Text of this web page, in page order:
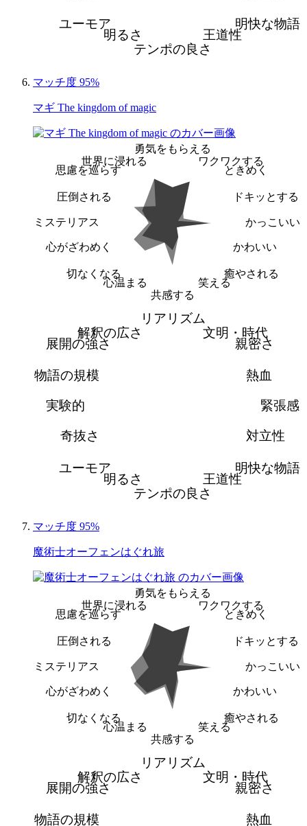
明快な物語
王道性
テンポの良さ
明るさ
ユーモア
マッチ度 95%
マギ The kingdom of magic
勇気をもらえる
ワクワクする
ときめく
ドキッとする
かっこいい
かわいい
癒やされる
笑える
共感する
心温まる
切なくなる
心がざわめく
ミステリアス
圧倒される
思慮を巡らす
世界に浸れる
リアリズム
文明・時代
親密さ
熱血
緊張感
対立性
明快な物語
王道性
テンポの良さ
明るさ
ユーモア
奇抜さ
実験的
物語の規模
展開の強さ
解釈の広さ
マッチ度 95%
魔術士オーフェンはぐれ旅
勇気をもらえる
ワクワクする
ときめく
ドキッとする
かっこいい
かわいい
癒やされる
笑える
共感する
心温まる
切なくなる
心がざわめく
ミステリアス
圧倒される
思慮を巡らす
世界に浸れる
リアリズム
文明・時代
親密さ
熱血
物語の規模
展開の強さ
解釈の広さ